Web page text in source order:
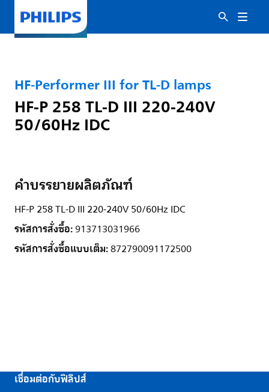
HF-Performer III for TL-D lamps
HF-P 258 TL-D III 220-240V
50/60Hz IDC
คำบรรยายผลิตภัณฑ์
HF-P 258 TL-D III 220-240V 50/60Hz IDC
รหัสการสั่งซื้อ:913713031966
รหัสการสั่งซื้อแบบเต็ม:872790091172500
เชื่อมต่อกับฟิลิปส์